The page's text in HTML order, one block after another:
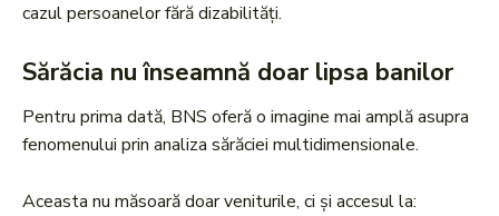
cazul persoanelor fără dizabilități.
Sărăcia nu înseamnă doar lipsa banilor
Pentru prima dată, BNS oferă o imagine mai amplă asupra
fenomenului prin analiza sărăciei multidimensionale.
Aceasta nu măsoară doar veniturile, ci și accesul la: